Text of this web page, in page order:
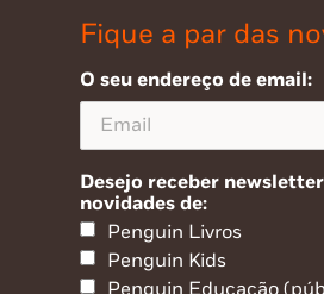
Fique a par das
O seu endereço de email:
Desejo receber
novidades de:
Penguin Livros
Penguin Kids